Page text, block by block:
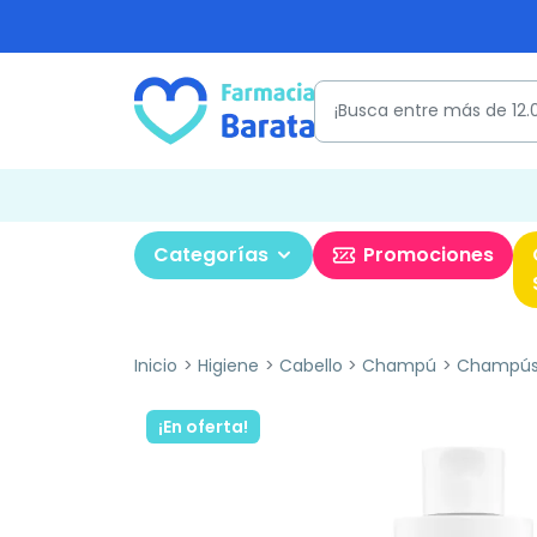
Categorías Promociones
Inicio Higiene Cabello Champú
¡En oferta!